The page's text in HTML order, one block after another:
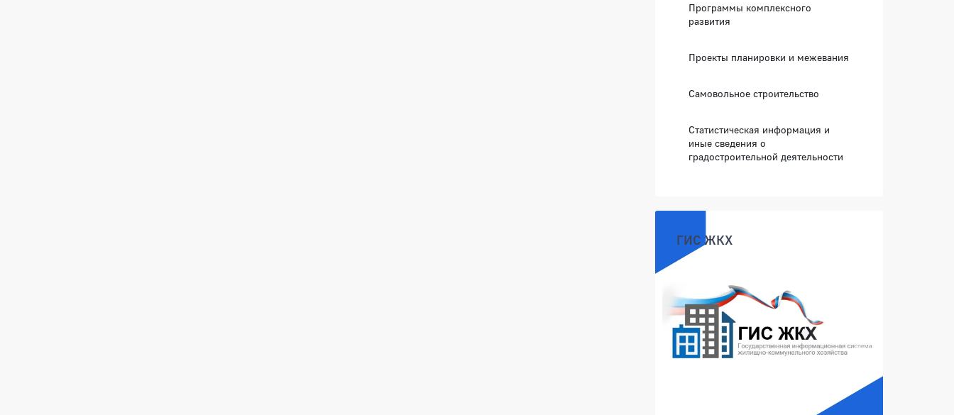
Программы комплексного
развития
Проекты планировки и межевания
Самовольное строительство
Статистическая информация и
иные сведения о
градостроительной деятельности
ГИС ЖКХ